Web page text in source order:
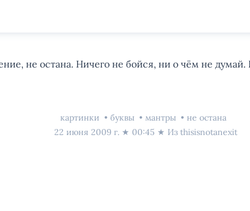
не остана. Ничего не бойся, ни о чём не
картинки буквы мантры
не остана
22 июня 2009 г. ★ 00:45 ★ Из thisisnotanexit